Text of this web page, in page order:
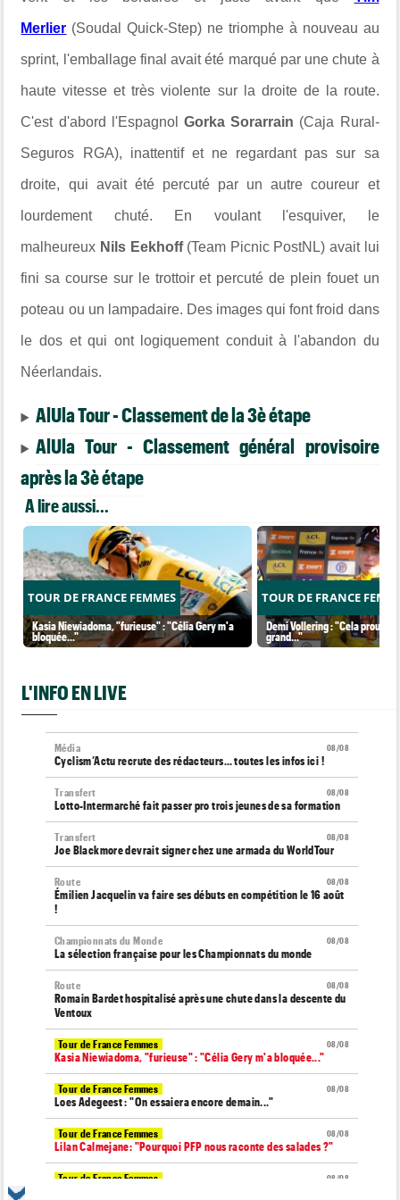
Merlier (Soudal Quick-Step) ne triomphe à nouveau au
sprint, l'emballage final avait été marqué par une chute à
haute vitesse et très violente sur la droite de la route.
C'est d'abord l'Espagnol Gorka Sorarrain (Caja Rural-
Seguros RGA), inattentif et ne regardant pas sur sa
droite, qui avait été percuté par un autre coureur et
lourdement chuté. En voulant l'esquiver, le
malheureux Nils Eekhoff(Team Picnic PostNL) avait lui
fini sa course sur le trottoir et percuté de plein fouet un
poteau ou un lampadaire. Des images qui font froid dans
le dos et qui ont logiquement conduit à l'abandon du
Néerlandais.
AlUla Tour - Classement de la 3è étape
AlUla Tour - Classement général provisoire
après la 3è étape
A lire aussi...
TOUR DE FRANCE FEMMES
Kasia Niewiadoma, "furieuse" : "Célia Gery m'a
bloquée..."
TOUR DE FRANCE
Demi Vollering : "Cela prouve
grand..."
L'INFO EN LIVE
08/08
Média
Cyclism’Actu recrute des rédacteurs… toutes les infos ici !
08/08
Transfert
Lotto-Intermarché fait passer pro trois jeunes de sa formation
08/08
Transfert
Joe Blackmore devrait signer chez une armada du WorldTour
08/08
Route
Émilien Jacquelin va faire ses débuts en compétition le 16 août
!
08/08
Championnats du Monde
La sélection française pour les Championnats du monde
08/08
Route
Romain Bardet hospitalisé après une chute dans la descente du
Ventoux
08/08
Tour de France Femmes
Kasia Niewiadoma, "furieuse" : "Célia Gery m'a bloquée..."
08/08
Tour de France Femmes
Loes Adegeest : "On essaiera encore demain..."
08/08
Tour de France Femmes
Lilan Calmejane: "Pourquoi PFP nous raconte des salades ?"
08/08
Tour de France Femmes